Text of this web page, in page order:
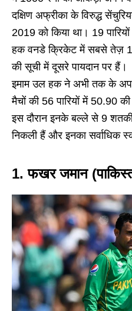
दक्षिण अफ्रीका के विरुद्ध
2019 को किया था। 19
हक वनडे क्रिकेट में सबसे तेज़
की सूची में दूसरे पायदान पर हैं।
इमाम उल हक ने अभी तक के
मैचों की 56 पारियों में 50.90
इस दौरान इनके बल्ले से 9
निकली हैं और इनका सर्वाधिक
1. फखर जमान